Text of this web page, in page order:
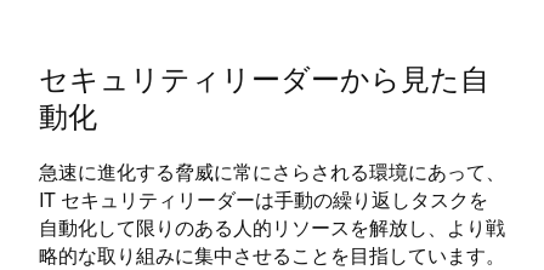
セキュリティリーダーから見た自
動化
急速に進化する脅威に常にさらされる環境にあって、
IT セキュリティリーダーは手動の繰り返しタスクを
自動化して限りのある人的リソースを解放し、より戦
略的な取り組みに集中させることを目指しています。